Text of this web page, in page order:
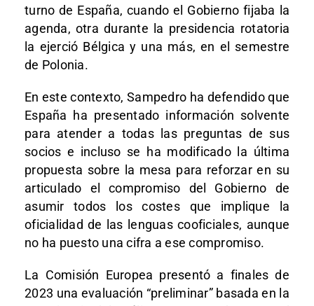
turno de España, cuando el Gobierno fijaba la
agenda, otra durante la presidencia rotatoria
la ejerció Bélgica y una más, en el semestre
de Polonia.
En este contexto, Sampedro ha defendido que
España ha presentado información solvente
para atender a todas las preguntas de sus
socios e incluso se ha modificado la última
propuesta sobre la mesa para reforzar en su
articulado el compromiso del Gobierno de
asumir todos los costes que implique la
oficialidad de las lenguas cooficiales, aunque
no ha puesto una cifra a ese compromiso.
La Comisión Europea presentó a finales de
2023 una evaluación “preliminar” basada en la